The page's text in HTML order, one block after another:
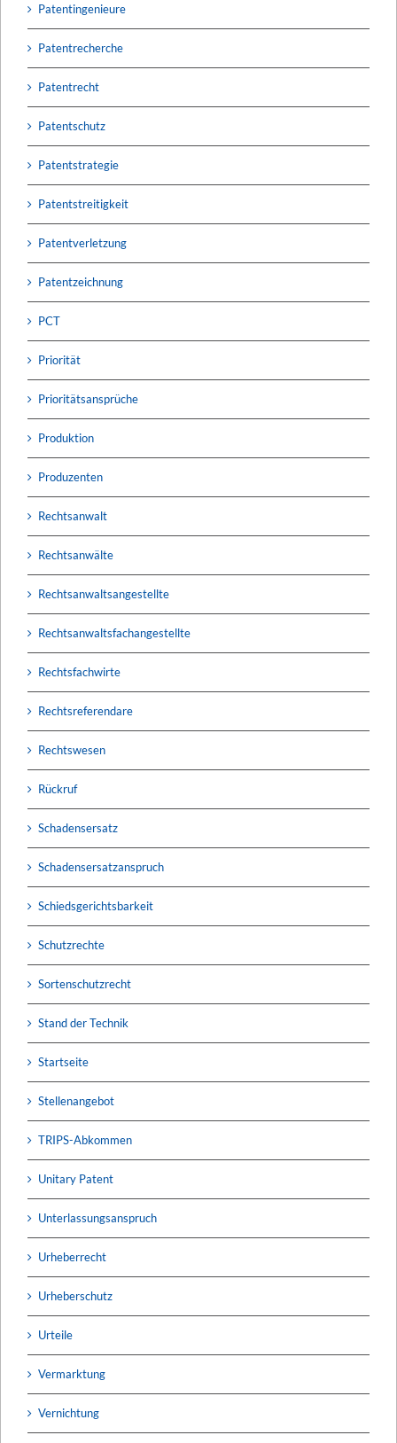
Patentingenieure
Patentrecherche
Patentrecht
Patentschutz
Patentstrategie
Patentstreitigkeit
Patentverletzung
Patentzeichnung
PCT
Priorität
Prioritätsansprüche
Produktion
Produzenten
Rechtsanwalt
Rechtsanwälte
Rechtsanwaltsangestellte
Rechtsanwaltsfachangestellte
Rechtsfachwirte
Rechtsreferendare
Rechtswesen
Rückruf
Schadensersatz
Schadensersatzanspruch
Schiedsgerichtsbarkeit
Schutzrechte
Sortenschutzrecht
Stand der Technik
Startseite
Stellenangebot
TRIPS-Abkommen
Unitary Patent
Unterlassungsanspruch
Urheberrecht
Urheberschutz
Urteile
Vermarktung
Vernichtung